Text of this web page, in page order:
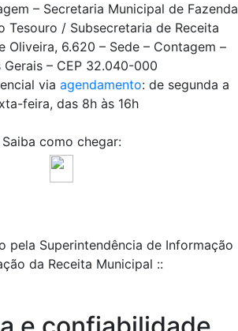
– Secretaria Municipal de Fazenda
Tesouro / Subsecretaria de Receita
Oliveira, 6.620 – Sede – Contagem –
Gerais – CEP 32.040-000
via agendamento: de segunda a
feira, das 8h às 16h
Saiba como chegar:
pela Superintendência de Informação
da Receita Municipal ::